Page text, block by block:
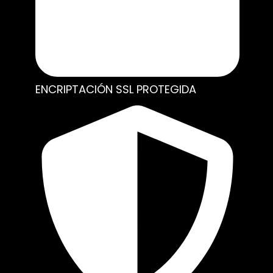
ENCRIPTACIÓN SSL PROTEGIDA